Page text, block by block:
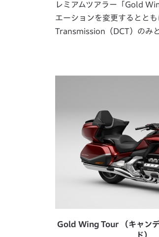
レミアムツアラー「Gold
エーションを変更するとと
Transmission（DCT）のみ
Gold Wing Tour （キャン
ド）